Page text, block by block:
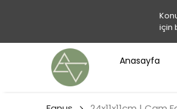
için
Anasayfa